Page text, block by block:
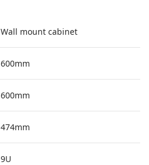
Wall mount cabinet
600mm
600mm
474mm
9U